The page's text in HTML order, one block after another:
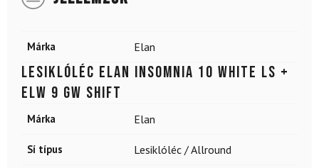
Márka Elan
Lesiklóléc ELAN Insomnia 10 White LS +
ELW 9 GW Shift
Márka Elan
Sí típus Lesiklóléc / Allround